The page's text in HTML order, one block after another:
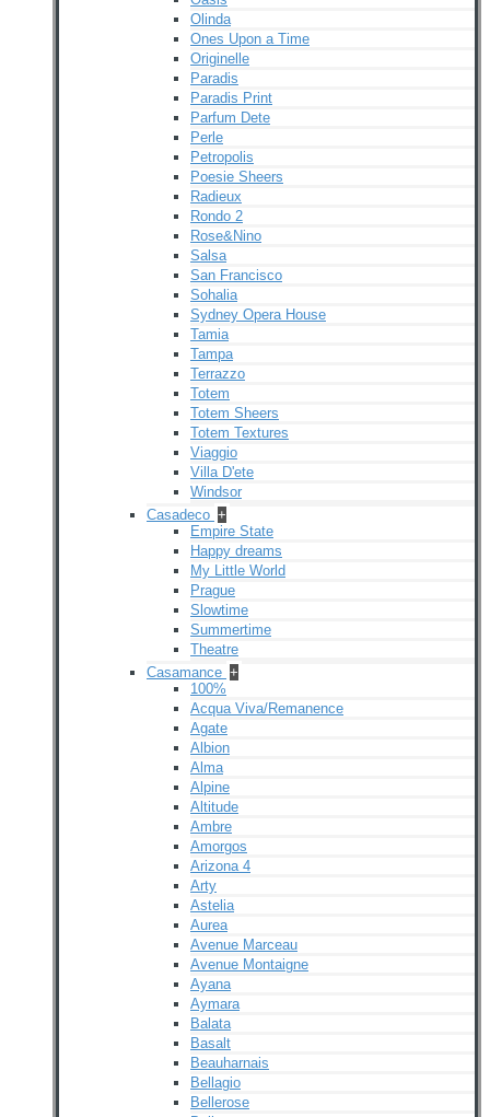
Olinda
Ones Upon a Time
Originelle
Paradis
Paradis Print
Parfum Dete
Perle
Petropolis
Poesie Sheers
Radieux
Rondo 2
Rose&Nino
Salsa
San Francisco
Sohalia
Sydney Opera House
Tamia
Tampa
Terrazzo
Totem
Totem Sheers
Totem Textures
Viaggio
Villa D'ete
Windsor
Casadeco +
Empire State
Happy dreams
My Little World
Prague
Slowtime
Summertime
Theatre
Casamance +
100%
Acqua Viva/Remanence
Agate
Albion
Alma
Alpine
Altitude
Ambre
Amorgos
Arizona 4
Arty
Astelia
Aurea
Avenue Marceau
Avenue Montaigne
Ayana
Aymara
Balata
Basalt
Beauharnais
Bellagio
Bellerose